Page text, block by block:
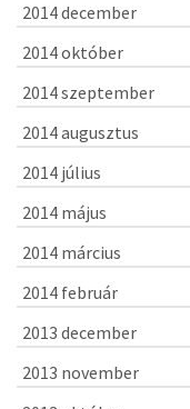
2014 december
2014 október
2014 szeptember
2014 augusztus
2014 július
2014 május
2014 március
2014 február
2013 december
2013 november